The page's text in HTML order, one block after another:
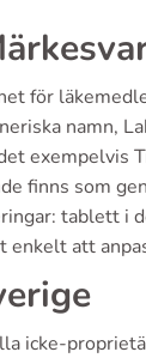
för
namn,
exempelvis
finns som
tablett i
enkelt att
icke-